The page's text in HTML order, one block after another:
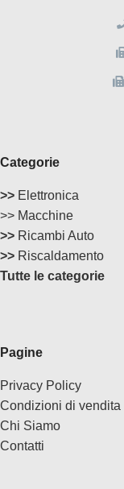
Categorie
>> Elettronica
>> Macchine
>> Ricambi Auto
>> Riscaldamento
Tutte le categorie
Pagine
Privacy Policy
Condizioni di vendita
Chi Siamo
Contatti